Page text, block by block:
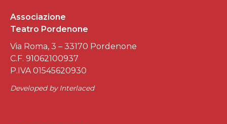
Associazione
Teatro Pordenone
Via Roma, 3 – 33170 Pordenone
C.F. 91062100937
P.IVA 01545620930
Developed byInterlaced